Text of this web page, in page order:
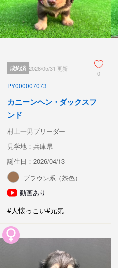
成約済 2026/05/31 更新
0
PY000007073
カニーンヘン・ダックスフ
ンド
村上一男ブリーダー
見学地：兵庫県
誕生日：2026/04/13
ブラウン系（茶色）
動画あり
#人懐っこい#元気